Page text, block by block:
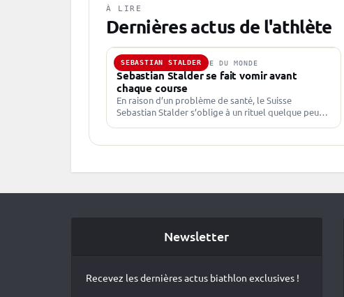
À LIRE
Dernières actus de l'athlète
SEBASTIAN STALDER
17 OCT. 2024 · COUPE DU MONDE
Sebastian Stalder se fait vomir avant
chaque course
En raison d’un problème de santé, le Suisse
Sebastian Stalder s’oblige à un rituel quelque peu
Newsletter
Recevez les dernières actus biathlon exclusives !